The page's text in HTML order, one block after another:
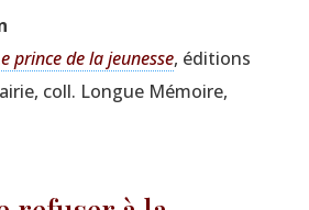
prince de la jeu­nesse, édi­tions
coll. Longue Mémoire,